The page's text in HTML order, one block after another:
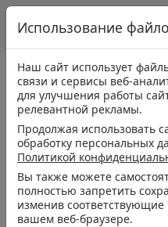
Использование
Наш сайт использует
связи и сервисы веб-
для улучшения работы
релевантной рекламы.
Продолжая использовать
обработку персональных
Политикой
Вы также можете
полностью запретить
изменив соответствующие
вашем веб-браузере.